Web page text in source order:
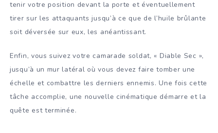
tenir votre position devant la porte et éventuellement
tirer sur les attaquants jusqu’à ce que de l’huile brûlante
soit déversée sur eux, les anéantissant.
Enfin, vous suivez votre camarade soldat, « Diable Sec »,
jusqu’à un mur latéral où vous devez faire tomber une
échelle et combattre les derniers ennemis. Une fois cette
tâche accomplie, une nouvelle cinématique démarre et la
quête est terminée.